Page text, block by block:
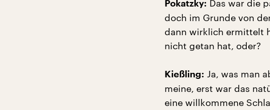
Pokatzky: Das war die
doch im Grunde von
dann wirklich ermittelt
nicht getan hat, oder?
Kießling: Ja, was man
meine, erst war das
eine willkommene